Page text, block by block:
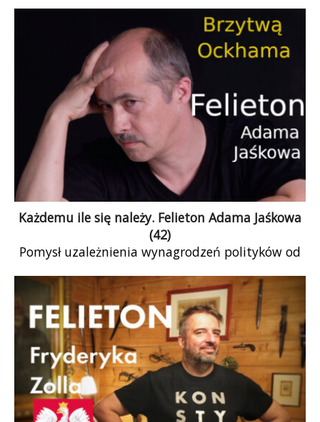
Każdemu ile się należy. Felieton Adama Jaśkowa
(42)
Pomysł uzależnienia wynagrodzeń polityków od
dlatego że byłem członkiem założycielem Razem
(niech mi wybaczą ci, którzy uważają to za
grzech). Taki przelicznik ujawnia faktyczną
hierarchię władzy i majątku.